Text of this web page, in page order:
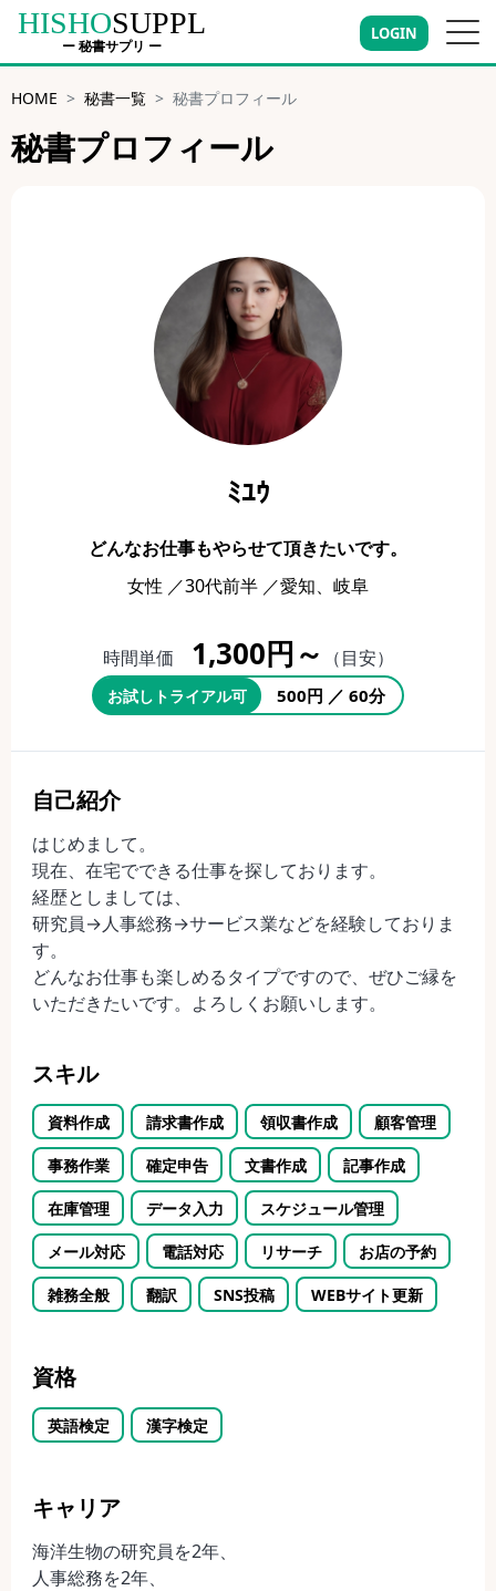
HISHOSUPPL
ー 秘書サプリ ー
LOGIN
HOME 秘書一覧 秘書プロフィール
秘書プロフィール
ﾐﾕｳ
どんなお仕事もやらせて頂きたいです。
女性 ／30代前半 ／愛知、岐阜
時間単価 1,300円～ （目安）
お試しトライアル可 500円 ／ 60分
自己紹介
はじめまして。
現在、在宅でできる仕事を探しております。
経歴としましては、
研究員→人事総務→サービス業などを経験しておりま
す。
どんなお仕事も楽しめるタイプですので、ぜひご縁を
いただきたいです。よろしくお願いします。
スキル
資料作成 請求書作成 領収書作成 顧客管理
事務作業 確定申告 文書作成 記事作成
在庫管理 データ入力 スケジュール管理
メール対応 電話対応 リサーチ お店の予約
雑務全般 翻訳 SNS投稿 WEBサイト更新
資格
英語検定 漢字検定
キャリア
海洋生物の研究員を2年、
人事総務を2年、